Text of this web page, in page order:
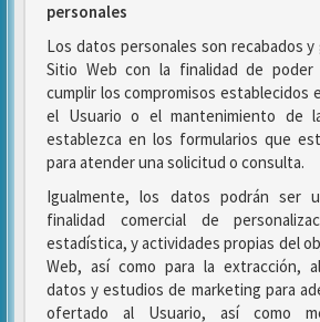
personales
Los datos personales son recabados
Sitio Web con la finalidad de poder
cumplir los compromisos establecidos
el Usuario o el mantenimiento de
establezca en los formularios que
para atender una solicitud o consulta.
Igualmente, los datos podrán ser
finalidad comercial de
estadística, y actividades propias del
Web, así como para la extracción,
datos y estudios de marketing para
ofertado al Usuario, así como